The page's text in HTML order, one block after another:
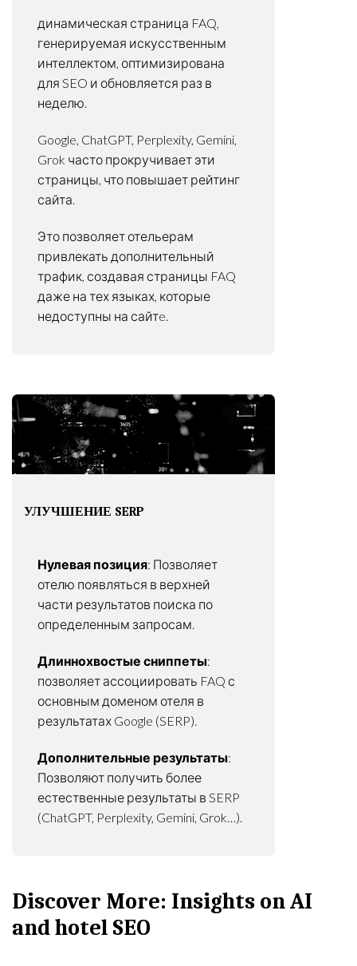
динамическая страница FAQ,
генерируемая искусственным
интеллектом, оптимизирована
для SEO и обновляется раз в
неделю.
Google, ChatGPT, Perplexity, Gemini,
Grok часто прокручивает эти
страницы, что повышает рейтинг
сайта.
Это позволяет отельерам
привлекать дополнительный
трафик, создавая страницы FAQ
даже на тех языках, которые
недоступны на сайтe.
УЛУЧШЕНИЕ SERP
Нулевая позиция: Позволяет
отелю появляться в верхней
части результатов поиска по
определенным запросам.
Длиннохвостые сниппеты:
позволяет ассоциировать FAQ с
основным доменом отеля в
результатах Google (SERP).
Дополнительные результаты:
Позволяют получить более
естественные результаты в SERP
(ChatGPT, Perplexity, Gemini, Grok…).
Discover More: Insights on AI
and hotel SEO